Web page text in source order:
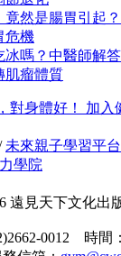
然是腸胃引起？
危機
冰嗎？中醫師解
肌瘤體質
加入
未來親子學習平台
學院
遠見天下文化出
0012 時間